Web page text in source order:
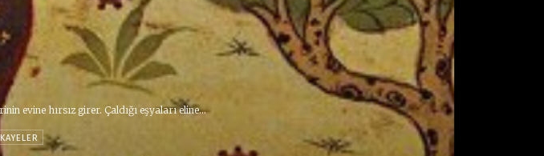
evine hırsız girer. Çaldığı eşyaları eline...